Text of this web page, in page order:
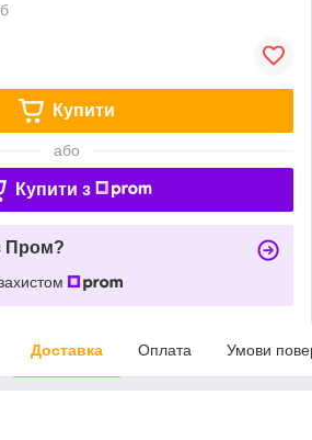
Купити
або
Купити з
Пром?
Доставка Оплата Умови